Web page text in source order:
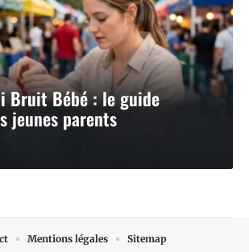
Bruit Bébé : le guide
jeunes parents
Mentions légales Sitemap